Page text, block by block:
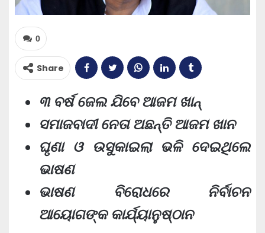
0
Share
୩ ବର୍ଷ ଜେଲ ଯିବେ ଆଜମ ଖାନ୍
ସମାଜବାଦୀ ନେତା ଅଛନ୍ତି ଆଜମ ଖାନ
ଘୃଣା ଓ ଉସୁକାଇଲା ଭଳି ଦେଇଥିଲେ
ଭାଷଣ
ଭାଷଣ ବିରୋଧରେ ନିର୍ବାଚନ
ଆୟୋଗଙ୍କ କାର୍ଯ୍ୟାନୁଷ୍ଠାନ